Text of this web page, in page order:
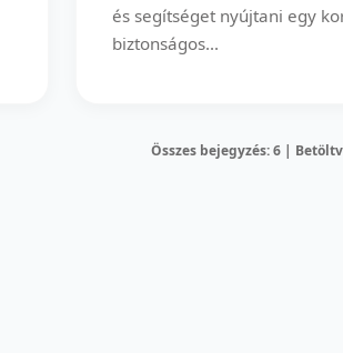
és segítséget nyújtani egy
biztonságos...
Összes bejegyzés: 6 |